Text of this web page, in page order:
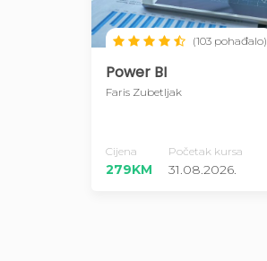
(103 pohađalo)
Power BI
Faris Zubetljak
Cijena Početak kursa
279KM 31.08.2026.